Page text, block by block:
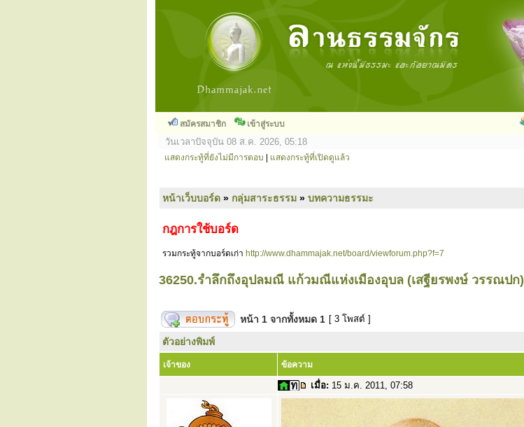
สมัครสมาชิก เข้าสู่ระบบ
วันเวลาปัจจุบัน 08 ส.ค. 2026, 05:18
แสดงกระทู้ที่ยังไม่มีการตอบ แสดงกระทู้ที่เปิดดูแล้ว
หน้าเว็บบอร์ด » กลุ่มสาระธรรม » บทความธรรมะ
กฎการใช้บอร์ด
รวมกระทู้จากบอร์ดเก่า http://www.dhammajak.net/board/viewforum.php?f=7
36250.รำลึกถึงอุปลมณี แก้วมณีแห่งเมืองอุบล (เสฐียรพงษ์ วรรณปก)
หน้า 1 จากทั้งหมด 1 [ 3 โพสต์ ]
ตัวอย่างพิมพ์
เจ้าของ ข้อความ
เมื่อ: 15 ม.ค. 2011, 07:58